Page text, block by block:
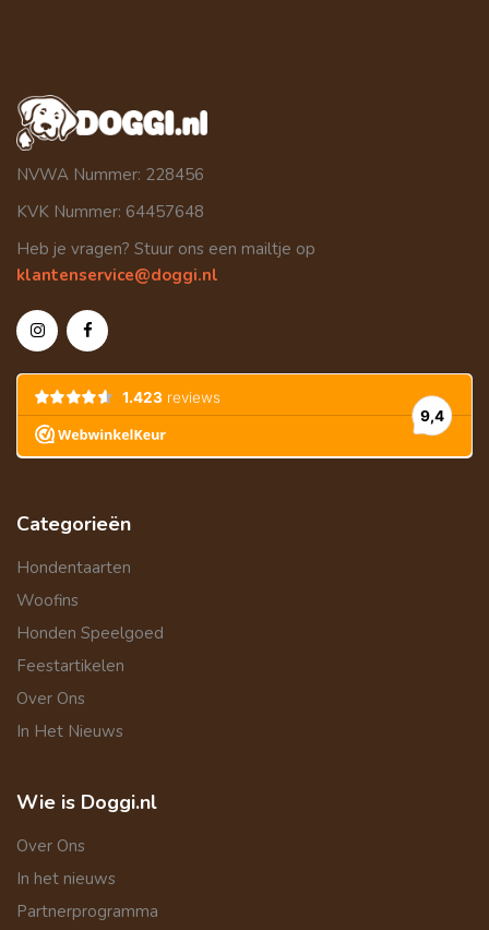
NVWA Nummer: 228456
KVK Nummer: 64457648
Heb je vragen? Stuur ons een mailtje op
klantenservice@doggi.nl
Categorieën
Hondentaarten
Woofins
Honden Speelgoed
Feestartikelen
Over Ons
In Het Nieuws
Wie is Doggi.nl
Over Ons
In het nieuws
Partnerprogramma